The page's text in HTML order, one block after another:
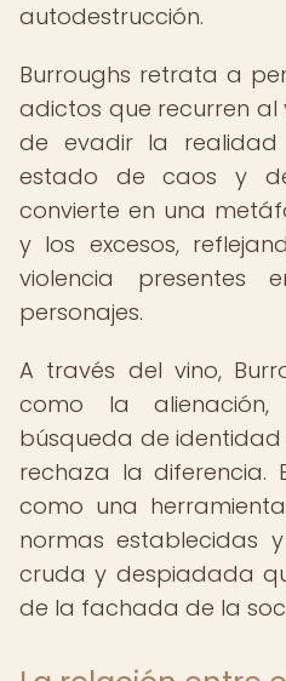
autodestrucción.
Burroughs retrata a
adictos que recurren
de evadir la realidad
estado de caos y
convierte en una
y los excesos,
violencia
personajes.
A través del vino,
como la
búsqueda de
rechaza la diferencia.
como una
normas establecidas
cruda y despiadada
de la fachada de la